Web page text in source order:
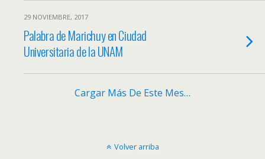
29 NOVIEMBRE, 2017
Palabra de Marichuy en Ciudad
Universitaria de la UNAM
Cargar Más De Este Mes…
Volver arriba